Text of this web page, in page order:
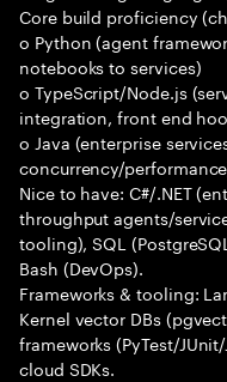
Core build proficiency
o Python (agent
notebooks to services)
o TypeScript/Node.js
integration, front end
o Java (enterprise
concurrency/
Nice to have: C#/.NET
throughput agents/
tooling), SQL
Bash (DevOps).
Frameworks & tooling:
Kernel vector DBs
frameworks (PyTest/
cloud SDKs.